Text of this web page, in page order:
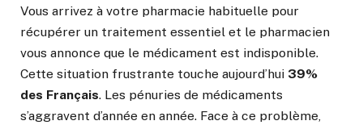
Vous arrivez à votre pharmacie habituelle pour
récupérer un traitement essentiel et le pharmacien
vous annonce que le médicament est indisponible.
Cette situation frustrante touche aujourd’hui 39%
des Français. Les pénuries de médicaments
s’aggravent d’année en année. Face à ce problème,